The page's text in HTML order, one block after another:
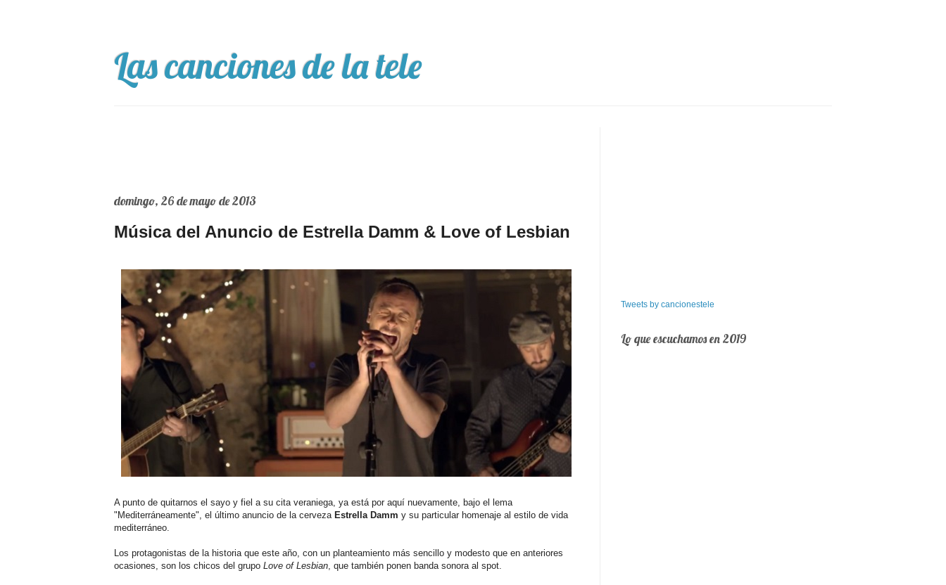
Las canciones de la tele
domingo, 26 de mayo de 2013
Música del Anuncio de Estrella Damm & Love of Lesbian
A punto de quitarnos el sayo y fiel a su cita veraniega, ya está por aquí nuevamente, bajo el lema
"Mediterráneamente", el último anuncio de la cerveza Estrella Damm y su particular homenaje al estilo de vida
mediterráneo.
Los protagonistas de la historia que este año, con un planteamiento más sencillo y modesto que en anteriores
ocasiones, son los chicos del grupo Love of Lesbian, que también ponen banda sonora al spot.
Tweets by cancionestele
Lo que escuchamos en 2019